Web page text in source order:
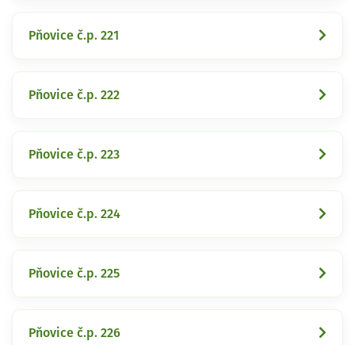
Pňovice č.p. 221
Pňovice č.p. 222
Pňovice č.p. 223
Pňovice č.p. 224
Pňovice č.p. 225
Pňovice č.p. 226